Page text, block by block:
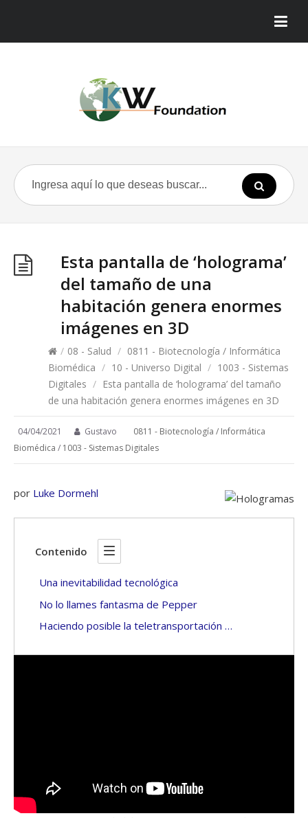
Esta pantalla de ‘holograma’
del tamaño de una
habitación genera enormes
imágenes en 3D
/ 08 - Salud / 0811 - Biotecnología / Informática
Biomédica / 10 - Universo Digital / 1003 - Sistemas
Digitales / Esta pantalla de ‘holograma’ del tamaño
de una habitación genera enormes imágenes en 3D
04/04/2021 Gustavo
0811 - Biotecnología / Informática
Biomédica / 1003 - Sistemas Digitales
por Luke Dormehl
Contenido
Una inevitabilidad tecnológica
No lo llames fantasma de Pepper
Haciendo posible la teletransportación …